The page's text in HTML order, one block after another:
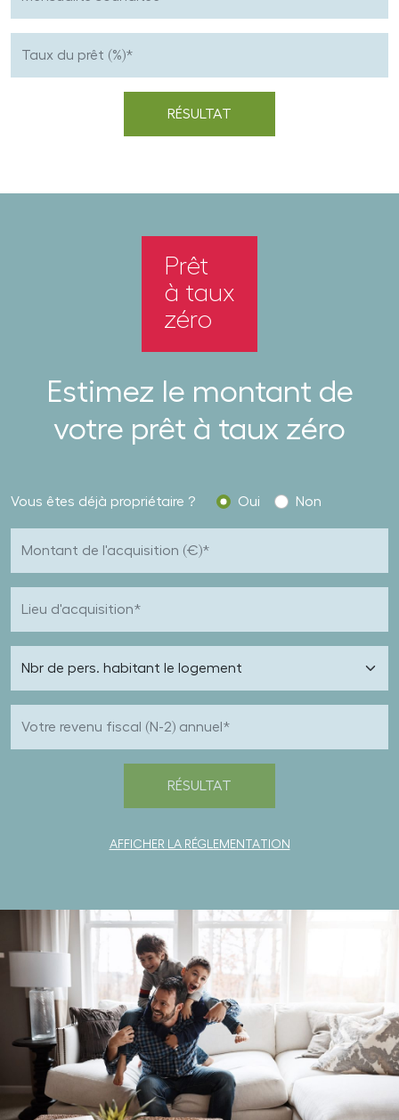
Prêt
à taux
zéro
Estimez le montant de
votre prêt à taux zéro
Vous êtes déjà propriétaire ? Oui Non
AFFICHER LA RÉGLEMENTATION